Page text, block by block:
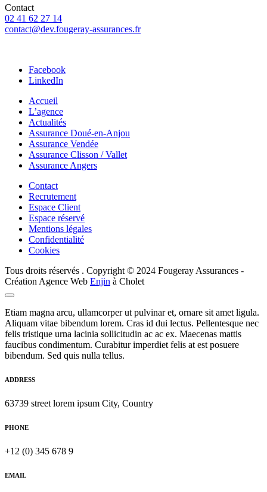
Contact
02 41 62 27 14
contact@dev.fougeray-assurances.fr
Facebook
LinkedIn
Accueil
L’agence
Actualités
Assurance Doué-en-Anjou
Assurance Vendée
Assurance Clisson / Vallet
Assurance Angers
Contact
Recrutement
Espace Client
Espace réservé
Mentions légales
Confidentialité
Cookies
Tous droits réservés . Copyright © 2024 Fougeray Assurances -
Création Agence Web Enjin à Cholet
Etiam magna arcu, ullamcorper ut pulvinar et, ornare sit amet ligula.
Aliquam vitae bibendum lorem. Cras id dui lectus. Pellentesque nec
felis tristique urna lacinia sollicitudin ac ac ex. Maecenas mattis
faucibus condimentum. Curabitur imperdiet felis at est posuere
bibendum. Sed quis nulla tellus.
ADDRESS
63739 street lorem ipsum City, Country
PHONE
+12 (0) 345 678 9
EMAIL